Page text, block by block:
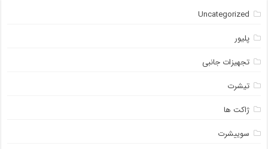
Uncategorized
پلیور
تجهیزات جانبی
تیشرت
ژاکت ها
سوییشرت